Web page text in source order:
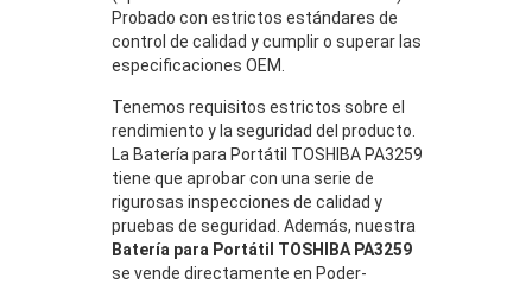
Probado con estrictos estándares de
control de calidad y cumplir o superar las
especificaciones OEM.
Tenemos requisitos estrictos sobre el
rendimiento y la seguridad del producto.
La Batería para Portátil TOSHIBA PA3259
tiene que aprobar con una serie de
rigurosas inspecciones de calidad y
pruebas de seguridad. Además, nuestra
Batería para Portátil TOSHIBA PA3259
se vende directamente en Poder-